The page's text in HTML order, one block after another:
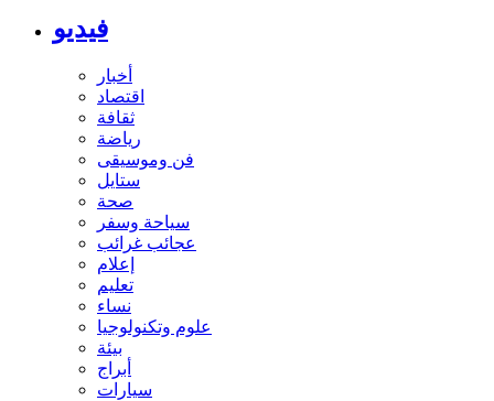
فيديو
أخبار
اقتصاد
ثقافة
رياضة
فن وموسيقى
ستايل
صحة
سياحة وسفر
عجائب غرائب
إعلام
تعليم
نساء
علوم وتكنولوجيا
بيئة
أبراج
سيارات